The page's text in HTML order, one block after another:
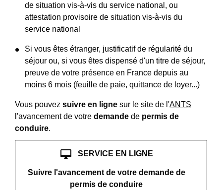
de situation vis-à-vis du service national, ou
attestation provisoire de situation vis-à-vis du
service national
Si vous êtes étranger, justificatif de régularité du
séjour ou, si vous êtes dispensé d'un titre de séjour,
preuve de votre présence en France depuis au
moins 6 mois (feuille de paie, quittance de loyer...)
Vous pouvez suivre en ligne sur le site de l'ANTS
l'avancement de votre demande de permis de
conduire.
desktop_mac SERVICE EN LIGNE
Suivre l'avancement de votre demande de
permis de conduire